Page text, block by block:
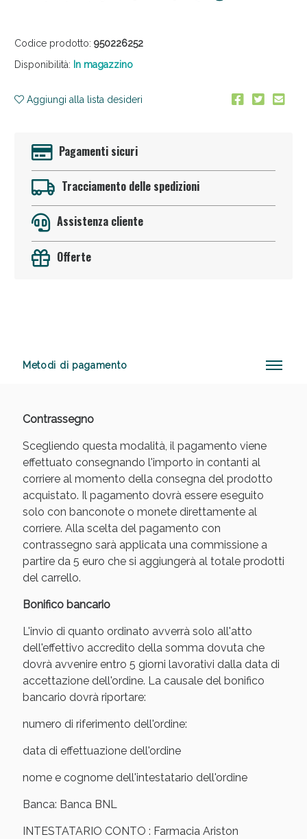
Codice prodotto: 950226252
Disponibilità: In magazzino
Aggiungi alla lista desideri
Pagamenti sicuri
Tracciamento delle spedizioni
Assistenza cliente
Offerte
Metodi di pagamento
Contrassegno
Scegliendo questa modalità, il pagamento viene
effettuato consegnando l'importo in contanti al
corriere al momento della consegna del prodotto
acquistato. Il pagamento dovrà essere eseguito
solo con banconote o monete direttamente al
corriere. Alla scelta del pagamento con
contrassegno sarà applicata una commissione a
partire da 5 euro che si aggiungerà al totale prodotti
del carrello.
Bonifico bancario
L'invio di quanto ordinato avverrà solo all'atto
dell'effettivo accredito della somma dovuta che
dovrà avvenire entro 5 giorni lavorativi dalla data di
accettazione dell'ordine. La causale del bonifico
bancario dovrà riportare:
numero di riferimento dell'ordine:
data di effettuazione dell'ordine
nome e cognome dell'intestatario dell'ordine
Banca: Banca BNL
INTESTATARIO CONTO : Farmacia Ariston
Sconto fino al 55% disponibile oggi!